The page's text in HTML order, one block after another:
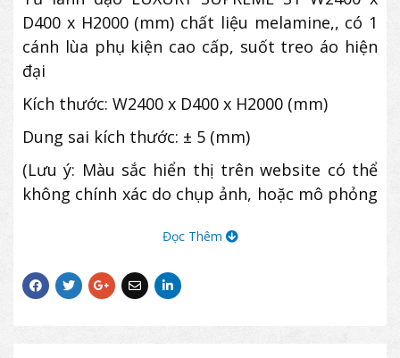
D400 x H2000 (mm) chất liệu melamine,, có 1
cánh lùa phụ kiện cao cấp, suốt treo áo hiện
đại
Kích thước: W2400 x D400 x H2000 (mm)
Dung sai kích thước: ± 5 (mm)
(Lưu ý: Màu sắc hiển thị trên website có thể
không chính xác do chụp ảnh, hoặc mô phỏng
Khách hàng vui lòng kiểm tra xác nhận màu
sắc trước khi đặt hàng)
Đọc Thêm